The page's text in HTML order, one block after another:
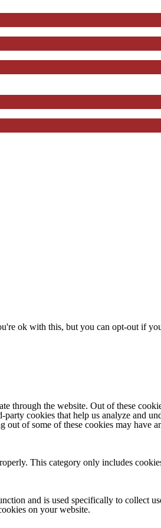
ok with this, but you can opt-out if
the website. Out of these
cookies that help us analyze and
of some of these cookies may have
This category only includes
and is used specifically to collect
on your website.